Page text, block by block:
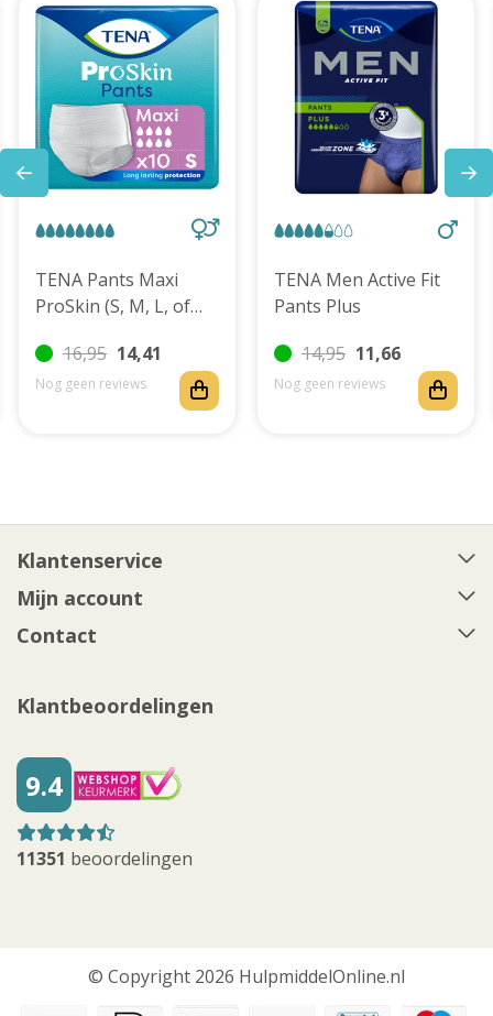
TENA Pants Maxi
ProSkin (S, M, L, of
16,95 14,41
Nog geen reviews
TENA Men Active Fit
Pants Plus
14,95 11,66
Nog geen reviews
Klantenservice
Mijn account
Contact
Klantbeoordelingen
9.4
11351 beoordelingen
© Copyright 2026 HulpmiddelOnline.nl